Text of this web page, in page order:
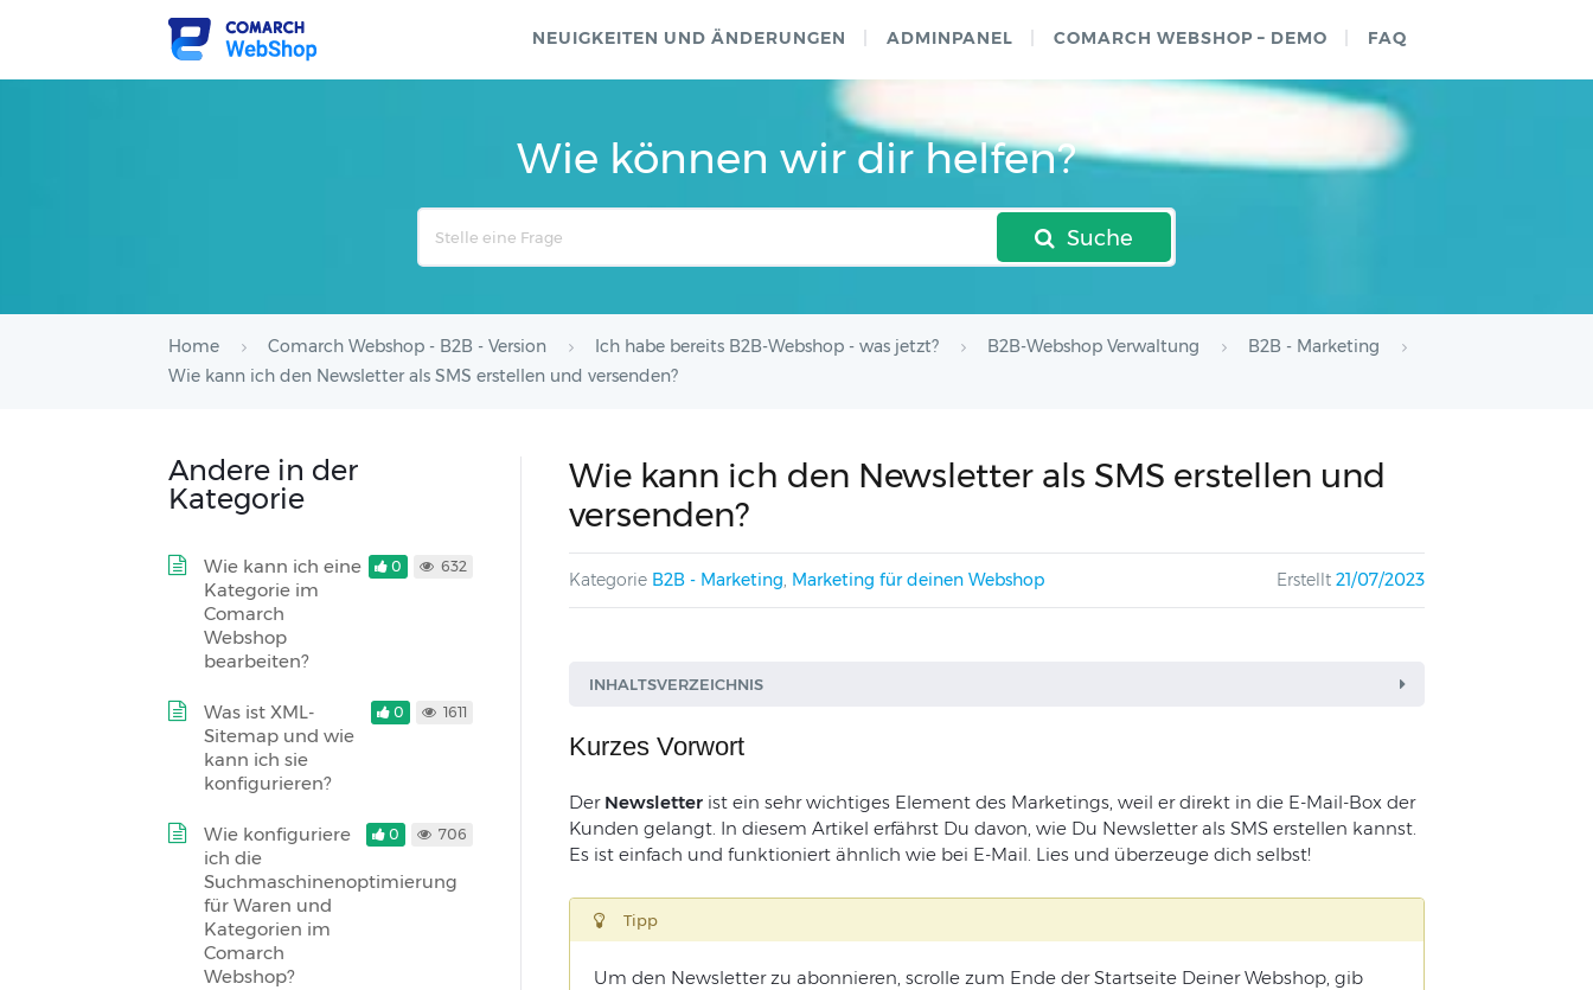
NEUIGKEITEN UND ÄNDERUNGEN ADMINPANEL COMARCH WEBSHOP – DEMO FAQ
Wie können wir dir helfen?
Suche
Home Comarch Webshop - B2B - Version Ich habe bereits B2B-Webshop - was jetzt? B2B-Webshop Verwaltung
B2B - Marketing
Wie kann ich den Newsletter als SMS erstellen und versenden?
Wie kann ich den Newsletter als SMS erstellen und
versenden?
Kategorie B2B - Marketing, Marketing für deinen Webshop Erstellt 21/07/2023
INHALTSVERZEICHNIS
Kurzes Vorwort
Der Newsletterist ein sehr wichtiges Element des Marketings, weil er direkt in die E-Mail-Box der
Kunden gelangt. In diesem Artikel erfährst Du davon, wie Du Newsletter als SMS erstellen kannst.
Es ist einfach und funktioniert ähnlich wie bei E-Mail. Lies und überzeuge dich selbst!
Tipp
Um den Newsletter zu abonnieren, scrolle zum Ende der Startseite Deiner Webshop, gib
Andere in der
Kategorie
Wie kann ich eine
Kategorie im
Comarch
Webshop
bearbeiten?
0 632
Was ist XML-
Sitemap und wie
kann ich sie
konfigurieren?
0 1611
Wie konfiguriere
ich die
Suchmaschinenoptimierung
für Waren und
Kategorien im
Comarch
Webshop?
0 706